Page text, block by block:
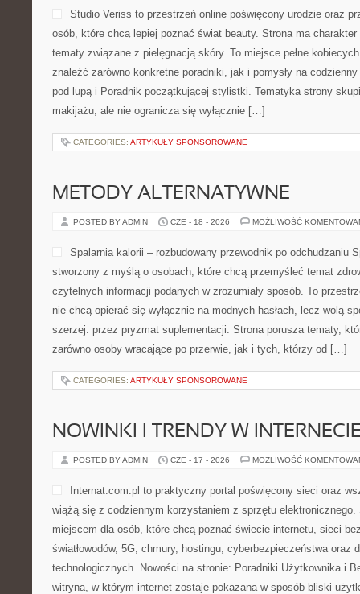
Studio Veriss to przestrzeń online poświęcony urodzie oraz
osób, które chcą lepiej poznać świat beauty. Strona ma
tematy związane z pielęgnacją skóry. To miejsce pełne
znaleźć zarówno konkretne poradniki, jak i pomysły na
pod lupą i Poradnik początkującej stylistki. Tematyka strony
makijażu, ale nie ogranicza się wyłącznie […]
CATEGORIES: ARTYKUŁY SPONSOROWANE
METODY ALTERNATYWNE
POSTED BY ADMIN CZE - 18 - 2026 MOŻLIWOŚĆ
Spalarnia kalorii – rozbudowany przewodnik po odchudzaniu
stworzony z myślą o osobach, które chcą przemyśleć temat
czytelnych informacji podanych w zrozumiały sposób. To
nie chcą opierać się wyłącznie na modnych hasłach, lecz wolą
szerzej: przez pryzmat suplementacji. Strona porusza tematy,
zarówno osoby wracające po przerwie, jak i tych, którzy od […]
CATEGORIES: ARTYKUŁY SPONSOROWANE
NOWINKI I TRENDY W
POSTED BY ADMIN CZE - 17 - 2026 MOŻLIWOŚĆ
Internat.com.pl to praktyczny portal poświęcony sieci oraz
wiążą się z codziennym korzystaniem z sprzętu
miejscem dla osób, które chcą poznać świecie internetu, sieci
światłowodów, 5G, chmury, hostingu, cyberbezpieczeństwa oraz
technologicznych. Nowości na stronie: Poradniki Użytkownika i
witryna, w którym internet zostaje pokazana w sposób bliski